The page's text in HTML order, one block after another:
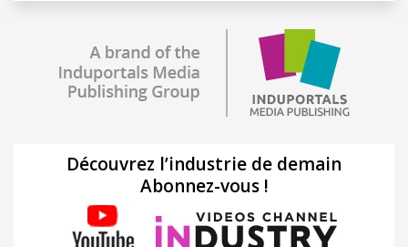
Découvrez l’industrie de demain
Abonnez-vous !